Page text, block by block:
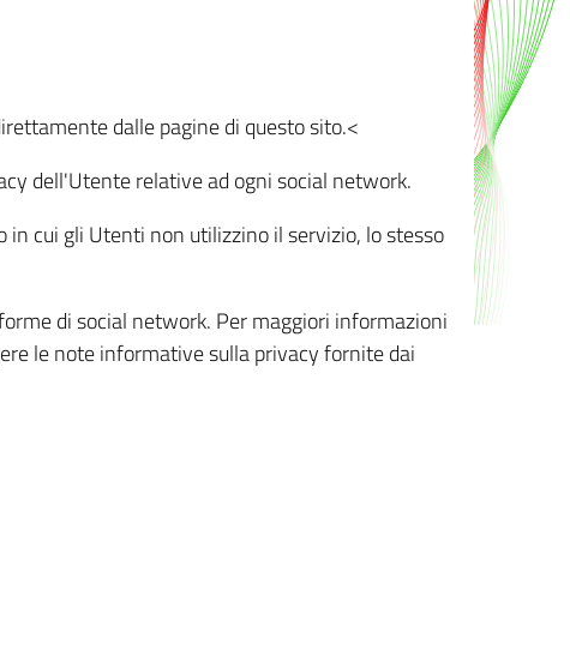
dalle pagine di questo sito.<
dell'Utente relative ad ogni social network.
in cui gli Utenti non utilizzino il servizio, lo stesso
di social network. Per maggiori informazioni
le note informative sulla privacy fornite dai